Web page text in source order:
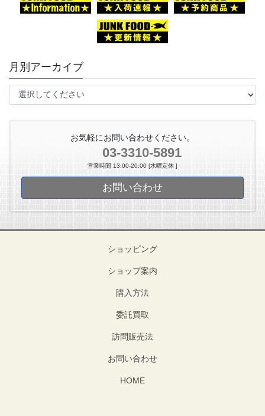
月別アーカイブ
お気軽にお問い合わせください。
03-3310-5891
営業時間 13:00-20:00 [水曜定休 ]
お問い合わせ
ショッピング
ショップ案内
購入方法
委託買取
訪問販売法
お問い合わせ
HOME